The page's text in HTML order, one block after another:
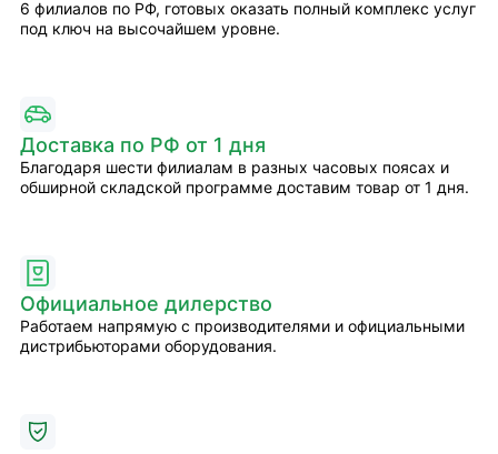
6 филиалов по РФ, готовых оказать полный комплекс услуг
под ключ на высочайшем уровне.
Доставка по РФ от 1 дня
Благодаря шести филиалам в разных часовых поясах и
обширной складской программе доставим товар от 1 дня.
Официальное дилерство
Работаем напрямую с производителями и официальными
дистрибьюторами оборудования.